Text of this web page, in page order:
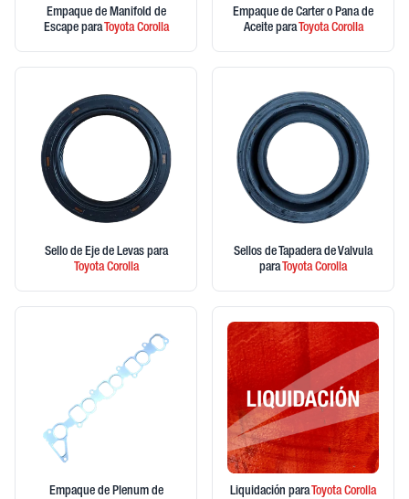
Empaque de Manifold de
Escape para ToyotaCorolla
Empaque de Carter o Pana de
Aceite para ToyotaCorolla
Sello de Eje de Levas para
ToyotaCorolla
Sellos de Tapadera de Valvula
para ToyotaCorolla
Empaque de Plenum de
Liquidación para ToyotaCorolla